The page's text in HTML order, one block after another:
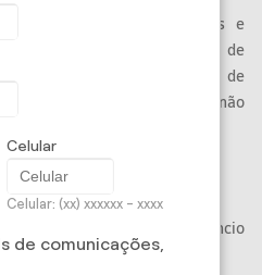
provenientes de: Enchentes e
nos edifícios provenientes de
Água proveniente de ruptura de
adutora e reservatórios não
causados ao anúncio
externa, acidental.
Celular
Celular: (xx) xxxxxx - xxxx
de comunicações,